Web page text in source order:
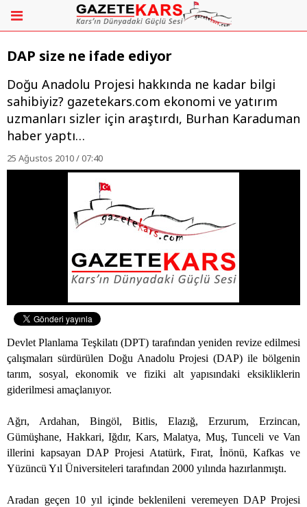
DAP size ne ifade ediyor
Doğu Anadolu Projesi hakkında ne kadar bilgi
sahibiyiz? gazetekars.com ekonomi ve yatırım
uzmanları sizler için araştırdı, Burhan Karaduman
haber yaptı…
25 Ağustos 2010 / 07:40
Devlet Planlama Teşkilatı (DPT) tarafından yeniden revize edilmesi
çalışmaları sürdürülen Doğu Anadolu Projesi (DAP) ile bölgenin
tarım, sosyal, ekonomik ve fiziki alt yapısındaki eksikliklerin
giderilmesi amaçlanıyor.
Ağrı, Ardahan, Bingöl, Bitlis, Elazığ, Erzurum, Erzincan,
Gümüşhane, Hakkari, Iğdır, Kars, Malatya, Muş, Tunceli ve Van
illerini kapsayan DAP Projesi Atatürk, Fırat, İnönü, Kafkas ve
Yüzüncü Yıl Üniversiteleri tarafından 2000 yılında hazırlanmıştı.
Aradan geçen 10 yıl içinde beklenileni veremeyen DAP Projesi